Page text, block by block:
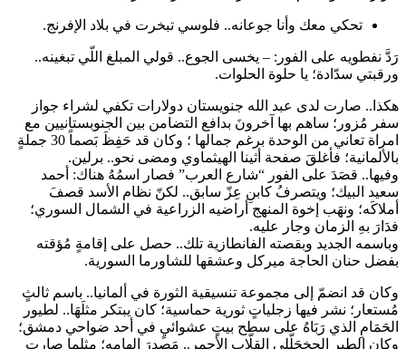
تحكي معك وأنا جوعانه.. فلوسي تبخرت في بلاد الإفرنج.
رَدَّ نفطويه على الفور: – يخسى الجوع.. قولي المبلغ اللّي تبغينه..
ورقبتي سدّادة؛ يا حلوة الحلوات.
هكذا.. صارت لدى عبد الله جنويستان دولارات تكفي لشراء جواز
سفر مُزور؛ ساهم بها آخرونَ بدافع التضامن بين الجنوبستانيين مع
امراة تعاني من الوحدة برغم جمالها ؛ وكان قد حَفِظَ بَصماً 30 جملةٍ
بالألمانية؛ فأغلقَ صفحة أثينا الهيثماوي ومضى نحو.. برلين.
وفيها.. قصَدَ على الفور “شارع العرب” فصار اسمُهُ هناك: أحمد
سعيد البيك؛ ويتصرفُ كابنِ عِزّ سابق.. لكنّ نظام الأسد قصفَ
أملاكَه؛ ونهَب إخوة المنهج أراضيه الزراعية في الشمال السوري؛
فدَارَ بهِ الزمان وجار عليه.
وباسمه الجديد وبقصته الفانطازية تلك.. حصل على إقامةٍ مُؤقته
بفضل حنان الحاجة ميركل وعشقها للشاورما السورية.
وكان قد انضمّ إلى مجموعة تنسيقية الثورة في ألمانيا.. باسم ثالثٍ
مُستعار؛ نشر فيها زجلياتٍ ثورية حماسية؛ كان يبتكر مثلَهَا.. لطيور
الحَمَامِ الذي رَبَاهُ على سطح بيتٍ عشوائيٍ في أحد ضواحي دمشق؛
وكان الطير الجِخجَلّلي القلّاب الأحمر.. مَصدرَ إلهامِهِ؛ مثلما صارت